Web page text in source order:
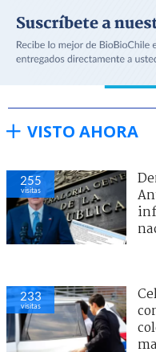
VISTO AHORA
255
visitas
233
visitas